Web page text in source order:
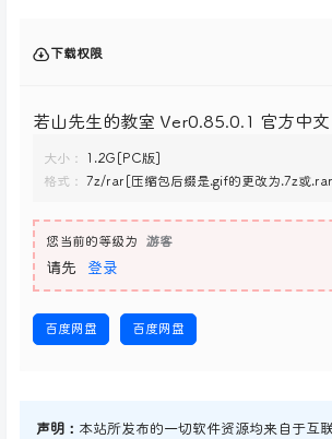
下载权限
若山先生的教室 Ver0.85.0.1 官方中文
大小：
1.2G[PC版]
格式：
7z/rar[压缩包后缀是.gif的更改为.7z或.rar]
您当前的等级为 游客
请先 登录
百度网盘 百度网盘
声明： 本站所发布的一切软件资源均来自于互